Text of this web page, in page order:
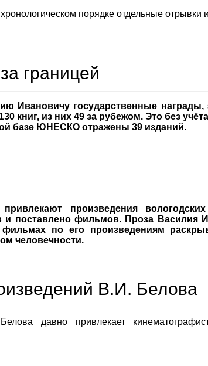
порядке отдельные отрывки
границей
Ивановичу государственные награды,
книг, из них 49 за рубежом. Это без
базе ЮНЕСКО отражены 39 изданий.
привлекают произведения
и поставлено фильмов. Проза Василия
по его произведениям
человечности.
В.И. Белова
давно привлекает